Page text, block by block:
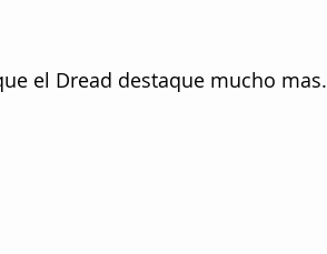
el Dread destaque mucho mas.